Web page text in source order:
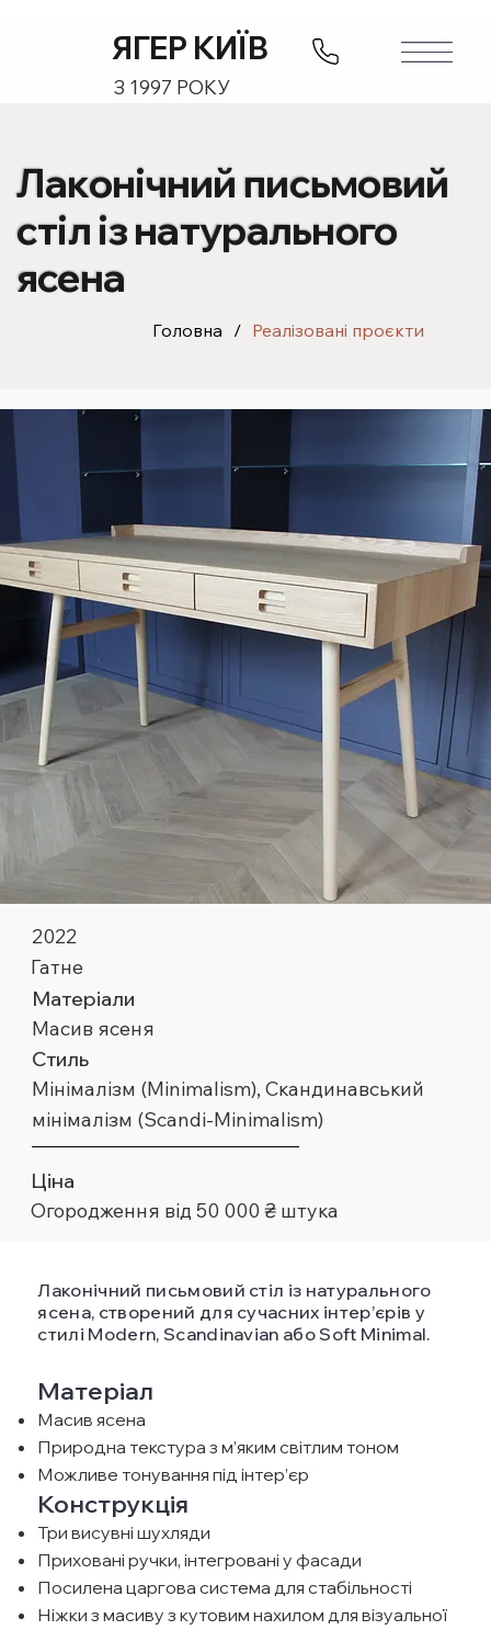
ЯГЕР КИЇВ
З 1997 РОКУ
Лаконічний письмовий
стіл із натурального
ясена
Головна / Реалізовані проєкти
2022
Гатне
Матеріали
Масив ясеня
Стиль
Мінімалізм (Minimalism), Скандинавський
мінімалізм (Scandi-Minimalism)
Ціна
Огородження від 50 000 ₴ штука
Лаконічний письмовий стіл із натурального
ясена, створений для сучасних інтер’єрів у
стилі Modern, Scandinavian або Soft Minimal.
Матеріал
Масив ясена
Природна текстура з м’яким світлим тоном
Можливе тонування під інтер’єр
Конструкція
Три висувні шухляди
Приховані ручки, інтегровані у фасади
Посилена царгова система для стабільності
Ніжки з масиву з кутовим нахилом для візуальної